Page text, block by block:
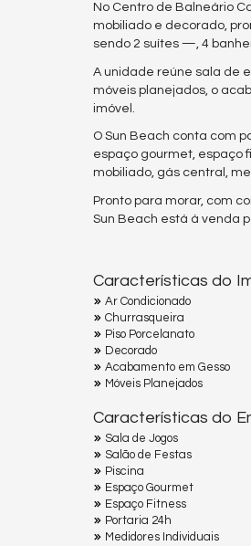
No Centro de Balneário
mobiliado e decorado,
sendo 2 suítes —, 4
A unidade reúne sala de
móveis planejados, o
imóvel.
O Sun Beach conta com
espaço gourmet, espaço
mobiliado, gás central,
Pronto para morar, com
Sun Beach está à venda
Características do
Ar Condicionado
Churrasqueira
Piso Porcelanato
Decorado
Acabamento em Gesso
Móveis Planejados
Características do
Sala de Jogos
Salão de Festas
Piscina
Espaço Gourmet
Espaço Fitness
Portaria 24h
Medidores Individuais